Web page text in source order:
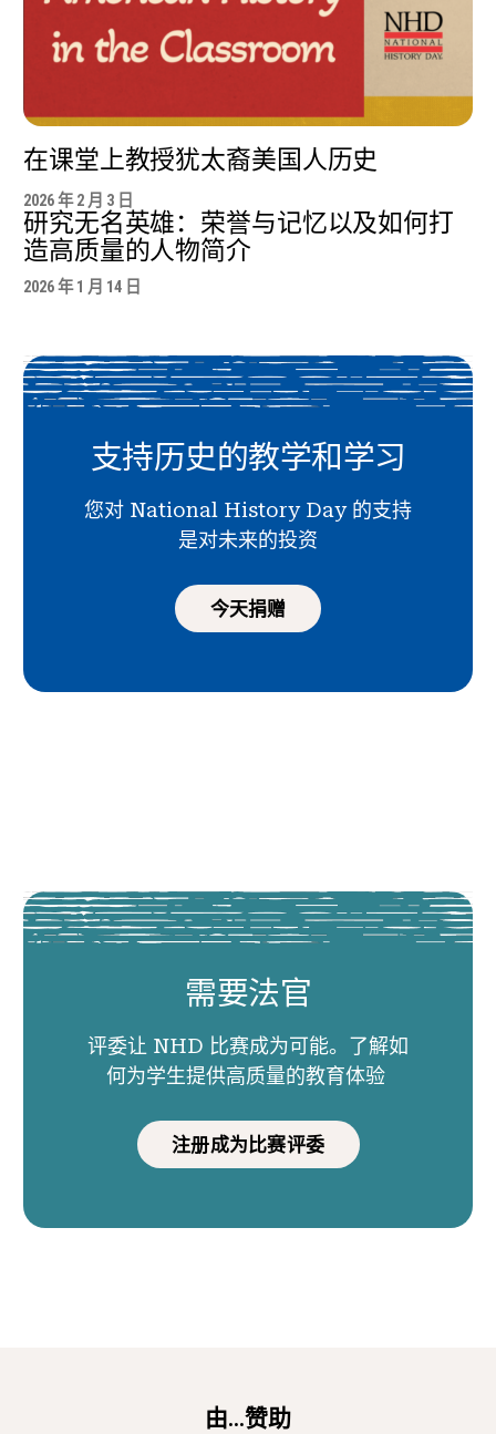
在课堂上教授犹太裔美国人历史
2026 年 2 月 3 日
研究无名英雄：荣誉与记忆以及如何打
造高质量的人物简介
2026 年 1 月 14 日
支持历史的教学和学习
您对 National History Day 的支持
是对未来的投资
今天捐赠
需要法官
评委让 NHD 比赛成为可能。了解如
何为学生提供高质量的教育体验
注册成为比赛评委
由...赞助